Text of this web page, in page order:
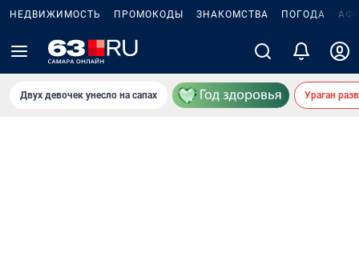
НЕДВИЖИМОСТЬ ПРОМОКОДЫ ЗНАКОМСТВА ПОГОДА
Двух девочек унесло на сапах Ураган